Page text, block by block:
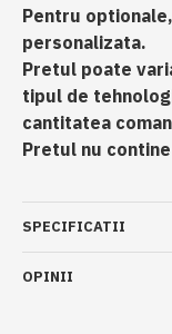
Pentru
personalizata.
Pretul poate
tipul de
cantitatea
Pretul nu
SPECIFICATII
OPINII